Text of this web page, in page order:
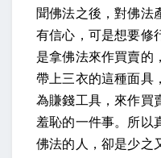
聞佛法之後，對佛法
有信心，可是想要修
是拿佛法來作買賣的
帶上三衣的這種面具
為賺錢工具，來作買
羞恥的一件事。所以
佛法的人，卻是少